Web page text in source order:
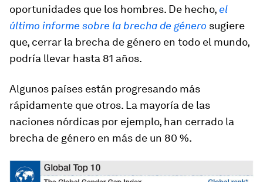
oportunidades que los hombres. De hecho, el
último informe sobre la brecha de género sugiere
que, cerrar la brecha de género en todo el mundo,
podría llevar hasta 81 años.
Algunos países están progresando más
rápidamente que otros. La mayoría de las
naciones nórdicas por ejemplo, han cerrado la
brecha de género en más de un 80 %.